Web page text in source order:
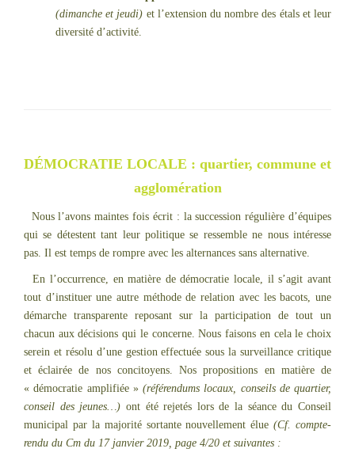
(dimanche et jeudi) et l’extension du nombre des étals et leur
diversité d’activité.
DÉMOCRATIE LOCALE : quartier, commune et
agglomération
Nous l’avons maintes fois écrit : la succession régulière d’équipes
qui se détestent tant leur politique se ressemble ne nous intéresse
pas. Il est temps de rompre avec les alternances sans alternative.
En l’occurrence, en matière de démocratie locale, il s’agit avant
tout d’instituer une autre méthode de relation avec les bacots, une
démarche transparente reposant sur la participation de tout un
chacun aux décisions qui le concerne. Nous faisons en cela le choix
serein et résolu d’une gestion effectuée sous la surveillance critique
et éclairée de nos concitoyens. Nos propositions en matière de
« démocratie amplifiée » (référendums locaux, conseils de quartier,
conseil des jeunes…) ont été rejetés lors de la séance du Conseil
municipal par la majorité sortante nouvellement élue(Cf. compte-
rendu du Cm du 17 janvier 2019, page 4/20 et suivantes :